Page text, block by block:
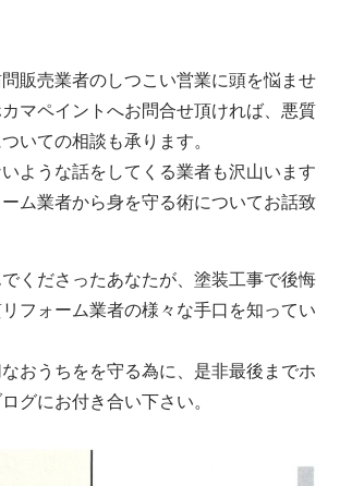
販売業者のしつこい営業に頭を悩ませ
マペイントへお問合せ頂ければ、悪質
いての相談も承ります。
ような話をしてくる業者も沢山います
ム業者から身を守る術についてお話致
くださったあなたが、塗装工事で後悔
フォーム業者の様々な手口を知ってい
おうちをを守る為に、是非最後までホ
グにお付き合い下さい。